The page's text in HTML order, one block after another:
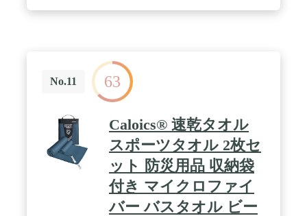
問題があればメールでご連絡ください。返品サービ
スは30日以内で、ご満足いただけない場合はアマゾ
ンから直接返金いたします。
No.11 63
Caloics® 速乾タオル
スポーツタオル 2枚セ
ット 防災用品 収納袋
付き マイクロファイ
バー バスタオル ビー